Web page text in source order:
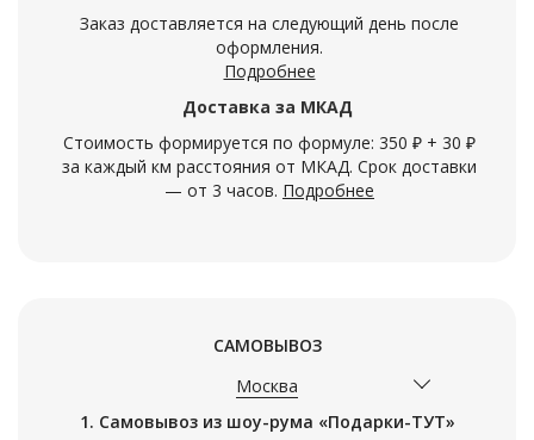
Заказ доставляется на следующий день после
оформления.
Подробнее
Доставка за МКАД
Стоимость формируется по формуле: 350 ₽ + 30 ₽
за каждый км расстояния от МКАД. Срок доставки
— от 3 часов. Подробнее
САМОВЫВОЗ
Москва
1. Самовывоз из шоу-рума «Подарки-ТУТ»